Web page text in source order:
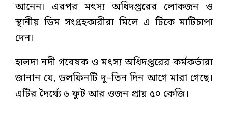
আনেন। এরপর মৎস্য অধিদপ্তরের লোকজন ও
স্থানীয় ডিম সংগ্রহকারীরা মিলে এ টিকে মাটিচাপা
দেন।
হালদা নদী গবেষক ও মৎস্য অধিদপ্তরের কর্মকর্তারা
জানান যে, ডলফিনটি দু–তিন দিন আগে মারা গেছে।
এটির দৈর্ঘ্যে ৬ ফুট আর ওজন প্রায় ৫০ কেজি।